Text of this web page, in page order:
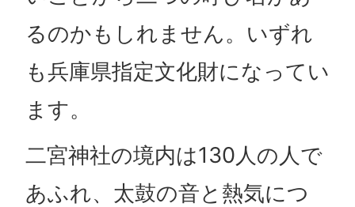
るのかもしれません。いずれ
も兵庫県指定文化財になってい
ます。
二宮神社の境内は130人の人で
あふれ、太鼓の音と熱気につ